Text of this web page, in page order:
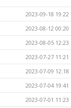
2023-09-18 19:22
2023-08-12 00:20
2023-08-05 12:23
2023-07-27 11:21
2023-07-09 12:18
2023-07-04 19:41
2023-07-01 11:23